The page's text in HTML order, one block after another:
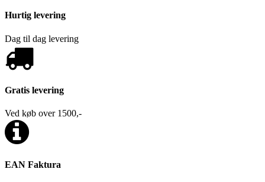
Hurtig levering
Dag til dag levering
Gratis levering
Ved køb over 1500,-
EAN Faktura